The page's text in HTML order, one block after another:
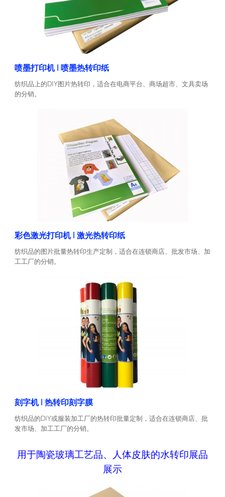
喷墨打印机 | 喷墨热转印纸
纺织品上的DIY图片热转印，适合在电商平台、商场超市、文具卖场
的分销。
彩色激光打印机 | 激光热转印纸
纺织品的图片批量热转印生产定制，适合在连锁商店、批发市场、加
工工厂的分销。
刻字机 | 热转印刻字膜
纺织品的DIY或服装加工厂的热转印批量定制，适合在连锁商店、批
发市场、加工工厂的分销。
用于陶瓷玻璃工艺品、人体皮肤的水转印展品
展示